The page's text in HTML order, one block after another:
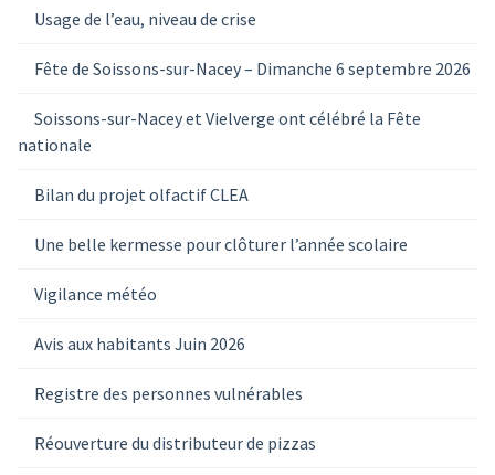
Usage de l’eau, niveau de crise
Fête de Soissons-sur-Nacey – Dimanche 6 septembre 2026
Soissons-sur-Nacey et Vielverge ont célébré la Fête
nationale
Bilan du projet olfactif CLEA
Une belle kermesse pour clôturer l’année scolaire
Vigilance météo
Avis aux habitants Juin 2026
Registre des personnes vulnérables
Réouverture du distributeur de pizzas